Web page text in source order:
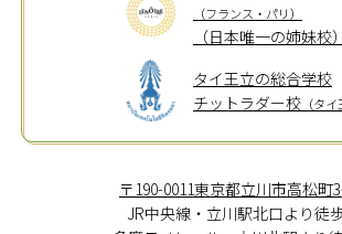
（フランス・パリ）
（日本唯一の姉妹校）
タイ王立の総合学校
チットラダー校 （タイ
〒190-0011東京都立川市高松町
JR中央線・立川駅北口より徒